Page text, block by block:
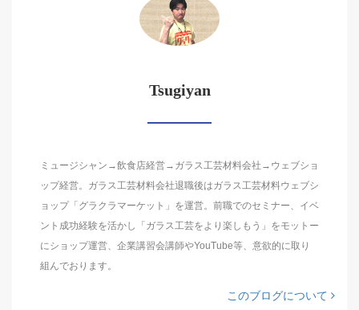
Tsugiyan
ミュージシャン→飲食店経営→ガラス工芸材料会社→ウェブショ
ップ経営。ガラス工芸材料会社退職後はガラス工芸材料ウェブシ
ョップ「グラクラマーケット」を運営。前職でのセミナー、イベ
ント成功経験を活かし「ガラス工芸をより楽しもう」をモットー
にショップ運営、企業講習会講師やYouTube等、意欲的に取り
組んでおります。
このブログについて